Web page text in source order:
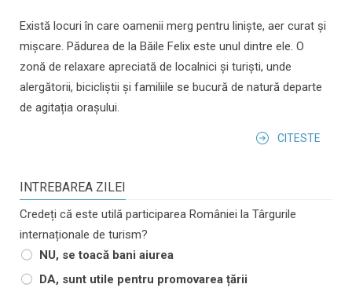
Există locuri în care oamenii merg pentru liniște, aer curat și
mișcare. Pădurea de la Băile Felix este unul dintre ele. O
zonă de relaxare apreciată de localnici și turiști, unde
alergătorii, bicicliștii și familiile se bucură de natură departe
de agitația orașului.
CITESTE
INTREBAREA ZILEI
Credeți că este utilă participarea României la Târgurile
internaționale de turism?
NU, se toacă bani aiurea
DA, sunt utile pentru promovarea țării